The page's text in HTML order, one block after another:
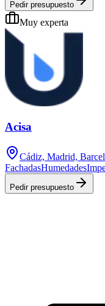
Pedir presupuesto
Muy experta
Acisa
Cádiz, Madrid,
FachadasHumedades
Pedir presupuesto